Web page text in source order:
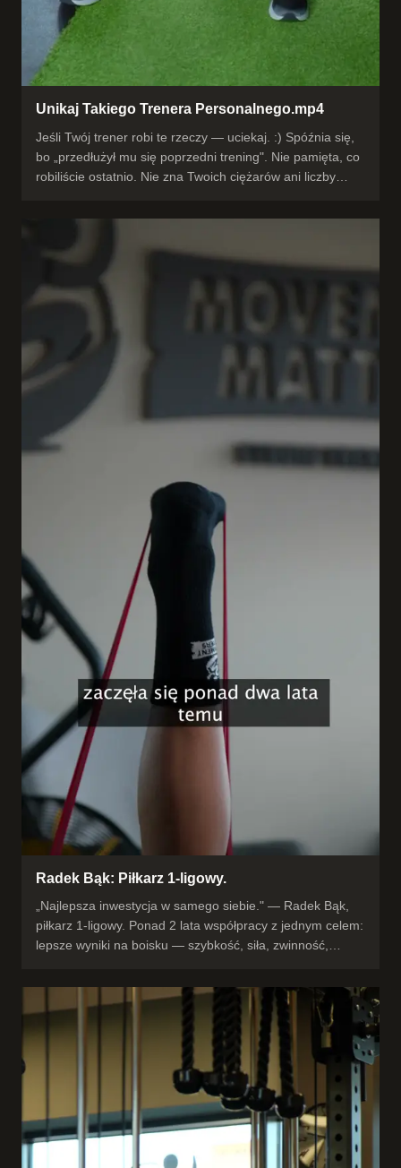
Unikaj Takiego Trenera Personalnego.mp4
Jeśli Twój trener robi te rzeczy — uciekaj. :) Spóźnia się,
bo „przedłużył mu się poprzedni trening". Nie pamięta, co
robiliście ostatnio. Nie zna Twoich ciężarów ani liczby
zamiast patrzeć na technikę. To nie jest prowadzenie — to
jest zaplanowany, zapisany i ułożony pod Ciebie. Różnicę
czujesz od pierwszego wejścia. #trenerpersonalny
#trening #Rzeszów #poradytreningowe
Radek Bąk: Piłkarz 1-ligowy.
„Najlepsza inwestycja w samego siebie." — Radek Bąk,
piłkarz 1-ligowy. Ponad 2 lata współpracy z jednym celem:
lepsze wyniki na boisku — szybkość, siła, zwinność,
wiedza, a po drodze ogromny progres w fizyczności na
boisku. „Mogę z czystym sumieniem polecić każdemu
#przygotowaniemotoryczne #Rzeszów